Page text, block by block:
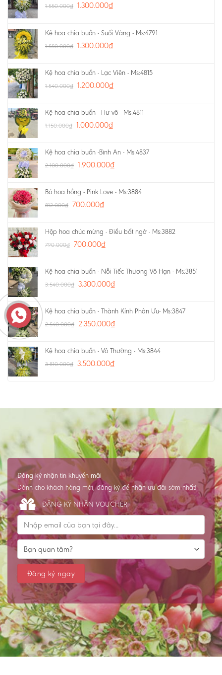
1.550.000₫ 1.300.000₫
Kệ hoa chia buồn - Suối Vàng - Ms:4791
1.550.000₫ 1.300.000₫
Kệ hoa chia buồn - Lạc Viên - Ms:4815
1.540.000₫ 1.200.000₫
Kệ hoa chia buồn - Hư vô - Ms:4811
1.150.000₫ 1.000.000₫
Kệ hoa chia buồn -Bình An - Ms:4837
2.100.000₫ 1.900.000₫
Bó hoa hồng - Pink Love - Ms:3884
812.000₫ 700.000₫
Hộp hoa chúc mừng - Điều bất ngờ - Ms:3882
790.000₫ 700.000₫
Kệ hoa chia buồn - Nỗi Tiếc Thương Vô Hạn - Ms:3851
3.540.000₫ 3.300.000₫
Kệ hoa chia buồn - Thành Kính Phân Ưu- Ms:3847
2.540.000₫ 2.350.000₫
Kệ hoa chia buồn - Vô Thường - Ms:3844
3.810.000₫ 3.500.000₫
Đăng ký nhận tin khuyến mãi
Dành cho khách hàng mới, đăng ký để nhận ưu đãi sớm nhất!
ĐĂNG KÝ NHẬN VOUCHER